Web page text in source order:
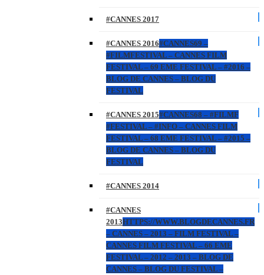
#CANNES 2017
#CANNES 2016#CANNES69 –
#FILMFESTIVAL – CANNES FILM
FESTIVAL – 69 EME FESTIVAL – #2016 –
BLOG DE CANNES – BLOG DU
FESTIVAL
#CANNES 2015#CANNES68 – #FILMF
#FESTIVAL – #INFO – CANNES FILM
FESTIVAL – 68 EME FESTIVAL – #2015 –
BLOG DE CANNES – BLOG DU
FESTIVAL
#CANNES 2014
#CANNES
2013HTTPS://WWW.BLOGDECANNES.FR
– CANNES – 2013 – FILM FESTIVAL –
CANNES FILM FESTIVAL – 66 EME
FESTIVAL – 2012 – 2013 – BLOG DE
CANNES – BLOG DU FESTIVAL –